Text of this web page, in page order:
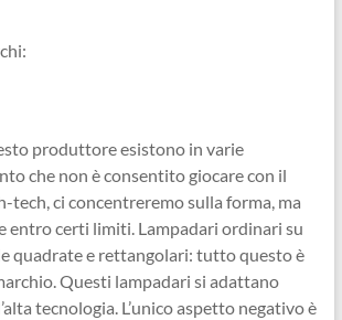
produttore esistono in varie
che non è consentito giocare con il
tech, ci concentreremo sulla forma, ma
entro certi limiti. Lampadari ordinari su
quadrate e rettangolari: tutto questo è
Questi lampadari si adattano
tecnologia. L’unico aspetto negativo è